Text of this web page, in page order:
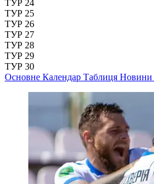
ТУР 24
ТУР 25
ТУР 26
ТУР 27
ТУР 28
ТУР 29
ТУР 30
Основне Календар Таблиця Новини